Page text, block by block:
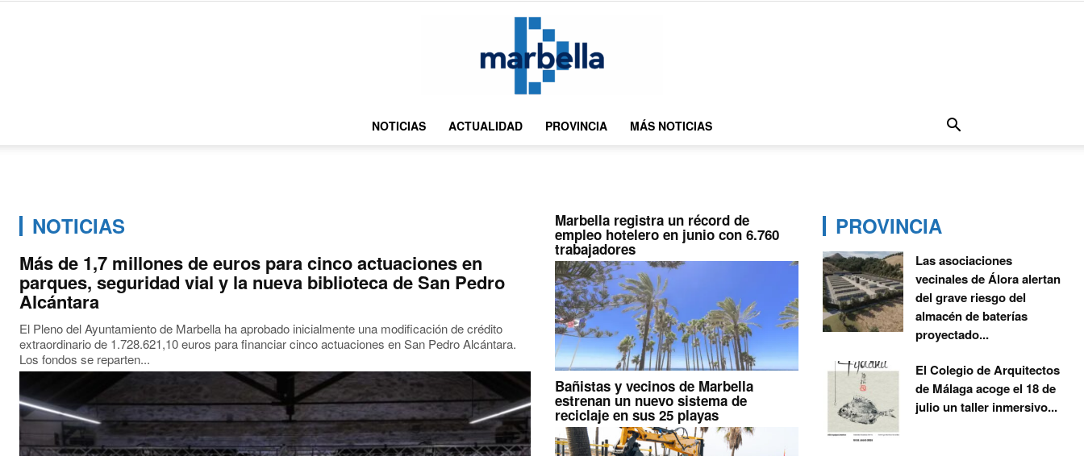
NOTICIAS ACTUALIDAD PROVINCIA MÁS NOTICIAS
NOTICIAS
Más de 1,7 millones de euros para cinco actuaciones en
parques, seguridad vial y la nueva biblioteca de San Pedro
Alcántara
El Pleno del Ayuntamiento de Marbella ha aprobado inicialmente una modificación de crédito
extraordinario de 1.728.621,10 euros para financiar cinco actuaciones en San Pedro Alcántara.
Los fondos se reparten...
Marbella registra un récord de
empleo hotelero en junio con 6.760
trabajadores
Bañistas y vecinos de Marbella
estrenan un nuevo sistema de
reciclaje en sus 25 playas
PROVINCIA
Las asociaciones
vecinales de Álora alertan
del grave riesgo del
almacén de baterías
proyectado...
El Colegio de Arquitectos
de Málaga acoge el 18 de
julio un taller inmersivo...